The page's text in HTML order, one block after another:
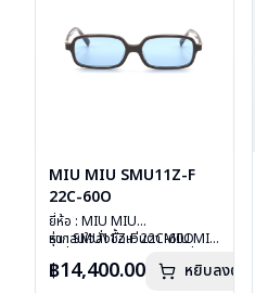
MIU MIU SMU11Z-F
22C-60O
ยี่ห้อ : MIU MIU
รุ่น : SMU11Z-F 22C-60O
เลนส์ : กันแดดสีฟ้า
หากสนใจสั่งชื้อแว่นตา MIU MIU
ลงไว้กรุณาติดต่อเรา
คลิก
฿14,400.00 หยิบลงตะ